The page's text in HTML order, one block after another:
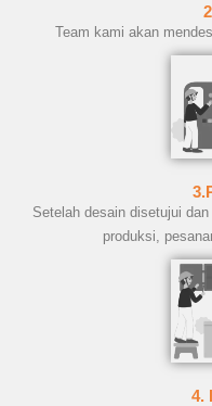
Team kami akan
Setelah desain disetujui
produksi,
4.